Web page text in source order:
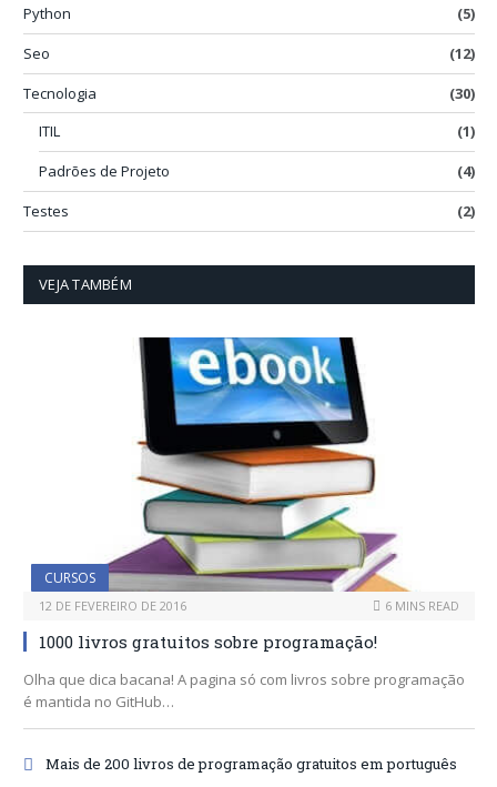
Python
(5)
Seo
(12)
Tecnologia
(30)
ITIL
(1)
Padrões de Projeto
(4)
Testes
(2)
VEJA TAMBÉM
CURSOS
12 DE FEVEREIRO DE 2016 6 MINS READ
1000 livros gratuitos sobre programação!
Olha que dica bacana! A pagina só com livros sobre programação
é mantida no GitHub…
Mais de 200 livros de programação gratuitos em português